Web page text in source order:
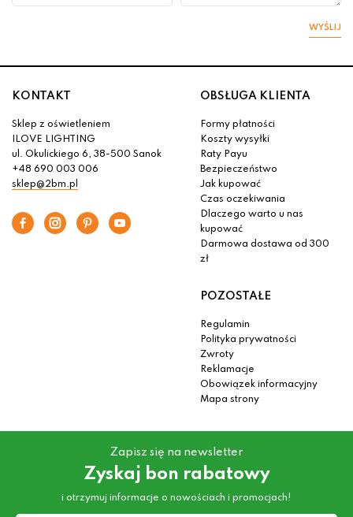
WYŚLIJ
KONTAKT
Sklep z oświetleniem
ILOVE LIGHTING
ul. Okulickiego 6, 38-500 Sanok
+48 690 003 006
sklep@2bm.pl
OBSŁUGA KLIENTA
Formy płatności
Koszty wysyłki
Raty Payu
Bezpieczeństwo
Jak kupować
Czas oczekiwania
Dlaczego warto u nas
kupować
Darmowa dostawa od 300
zł
POZOSTAŁE
Regulamin
Polityka prywatności
Zwroty
Reklamacje
Obowiązek informacyjny
Mapa strony
Zapisz się na newsletter
Zyskaj bon rabatowy
i otrzymuj informacje o nowościach i promocjach!